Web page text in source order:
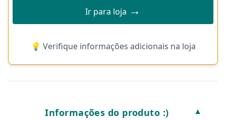
Ir para loja →
💡 Verifique informações adicionais na loja
Informações do produto :) ▼